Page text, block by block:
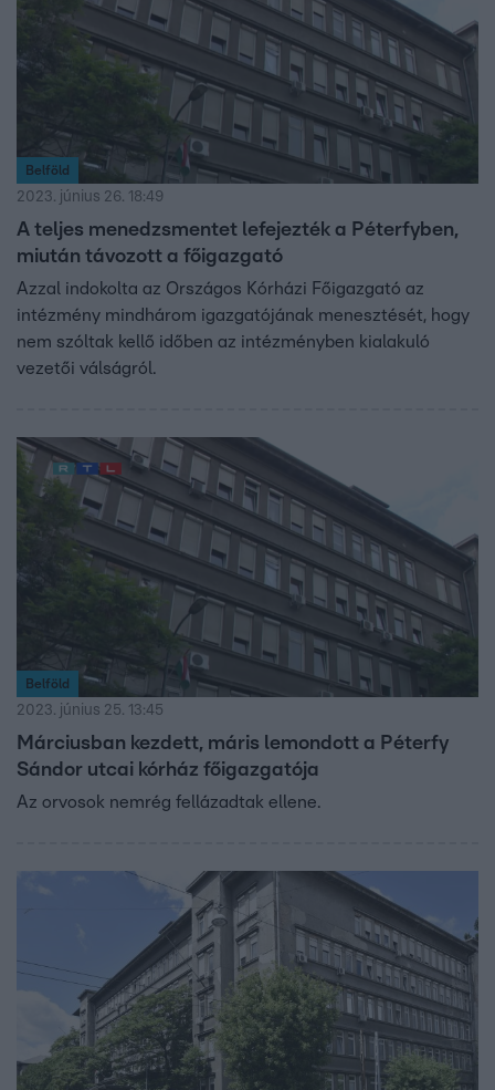
Belföld
2023. június 26. 18:49
A teljes menedzsmentet lefejezték a Péterfyben,
miután távozott a főigazgató
Azzal indokolta az Országos Kórházi Főigazgató az
intézmény mindhárom igazgatójának menesztését, hogy
nem szóltak kellő időben az intézményben kialakuló
vezetői válságról.
Belföld
2023. június 25. 13:45
Márciusban kezdett, máris lemondott a Péterfy
Sándor utcai kórház főigazgatója
Az orvosok nemrég fellázadtak ellene.